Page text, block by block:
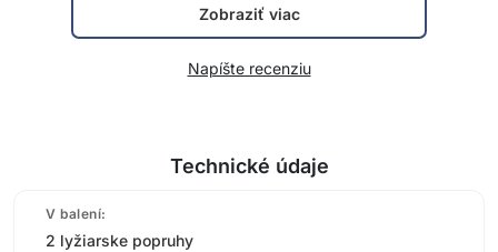
Zobraziť viac
Napíšte recenziu
Technické údaje
V balení:
2 lyžiarske popruhy